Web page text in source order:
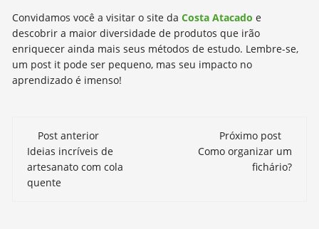
Convidamos você a visitar o site daCosta Atacado e
descobrir a maior diversidade de produtos que irão
enriquecer ainda mais seus métodos de estudo. Lembre-se,
um post it pode ser pequeno, mas seu impacto no
aprendizado é imenso!
Navegação
de
post
Post anterior
Ideias incríveis de
artesanato com cola
quente
Próximo post
Como organizar um
fichário?